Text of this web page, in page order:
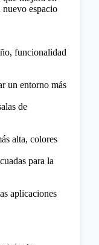
espacio
funcionalidad
un entorno más
de
alta, colores
para la
aplicaciones